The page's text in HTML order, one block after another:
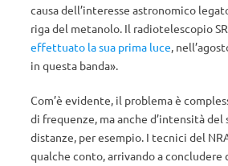
causa dell’interesse astronomico
riga del metanolo. Il radiotelescopio
effettuato la sua prima luce,
in questa banda».
Com’è evidente, il problema è
di frequenze, ma anche d’intensità del
distanze, per esempio. I tecnici del
qualche conto, arrivando a concludere